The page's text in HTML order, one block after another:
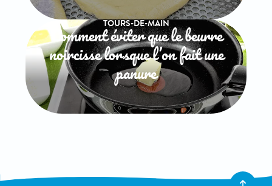
TOURS-DE-MAIN
Comment éviter que le beurre
noircisse lorsque l’on fait une
panure